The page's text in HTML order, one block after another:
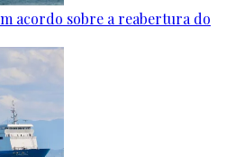
acordo sobre a reabertura do